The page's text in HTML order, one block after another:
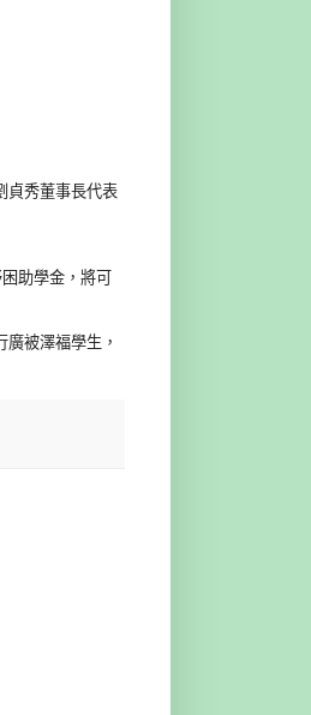
貞秀董事長代表
助學金，將可
被澤福學生，